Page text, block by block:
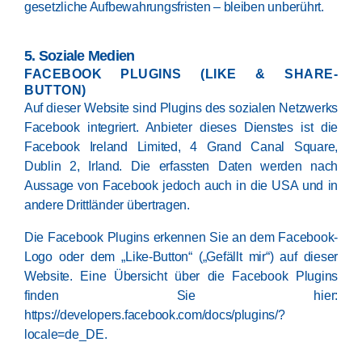
gesetzliche Aufbewahrungsfristen – bleiben unberührt.
5. Soziale Medien
FACEBOOK PLUGINS (LIKE & SHARE-
BUTTON)
Auf dieser Website sind Plugins des sozialen Netzwerks
Facebook integriert. Anbieter dieses Dienstes ist die
Facebook Ireland Limited, 4 Grand Canal Square,
Dublin 2, Irland. Die erfassten Daten werden nach
Aussage von Facebook jedoch auch in die USA und in
andere Drittländer übertragen.
Die Facebook Plugins erkennen Sie an dem Facebook-
Logo oder dem „Like-Button“ („Gefällt mir“) auf dieser
Website. Eine Übersicht über die Facebook Plugins
finden Sie hier:
https://developers.facebook.com/docs/plugins/?
locale=de_DE.